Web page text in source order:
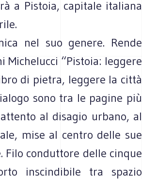
a Pistoia, capitale italiana
nel suo genere. Rende
“Pistoia: leggere
di pietra, leggere la città
sono tra le pagine più
al disagio urbano, al
mise al centro delle sue
conduttore delle cinque
inscindibile tra spazio